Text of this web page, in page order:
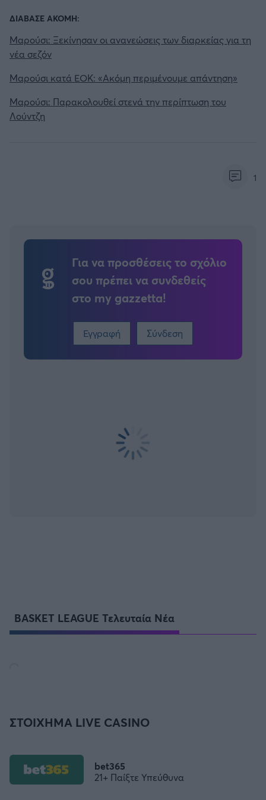
ΔΙΑΒΑΣΕ ΑΚΟΜΗ:
Μαρούσι: Ξεκίνησαν οι ανανεώσεις των διαρκείας για τη
νέα σεζόν
Μαρούσι κατά ΕΟΚ: «Ακόμη περιμένουμε απάντηση»
Μαρούσι: Παρακολουθεί στενά την περίπτωση του
Λούντζη
1
Για να προσθέσεις το σχόλιο
σου πρέπει να συνδεθείς
στο my gazzetta!
Εγγραφή Σύνδεση
BASKET LEAGUE Τελευταία Νέα
ΣΤΟΙΧΗΜΑ LIVE CASINO
bet365
21+ Παίξτε Υπεύθυνα